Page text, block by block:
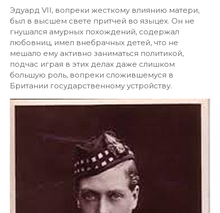
Эдуард VII, вопреки жесткому влиянию матери,
был в высшем свете притчей во языцех. Он не
гнушался амурных похождений, содержал
любовниц, имел внебрачных детей, что не
мешало ему активно заниматься политикой,
подчас играя в этих делах даже слишком
большую роль, вопреки сложившемуся в
Британии государственному устройству.